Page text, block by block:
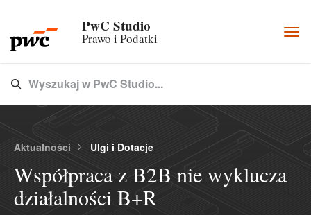
PwC Studio
Prawo i Podatki
Type 3 or more characters for results.
Wyszukaj w PwC Studio...
Aktualności Ulgi i Dotacje
Współpraca z B2B nie wyklucza
działalności B+R